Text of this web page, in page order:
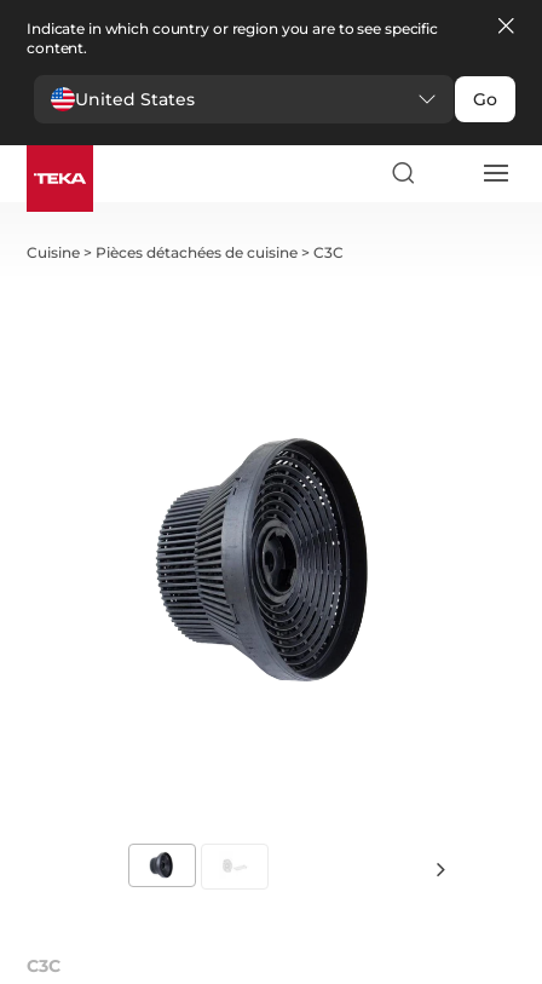
Indicate in which country or region you are to see specific
content.
United States Go
Cuisine > Pièces détachées de cuisine >C3C
C3C